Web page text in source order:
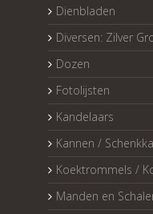
Dienbladen
Diversen: Zilver
Dozen
Fotolijsten
Kandelaars
Kannen /
Koektrommels /
Manden en